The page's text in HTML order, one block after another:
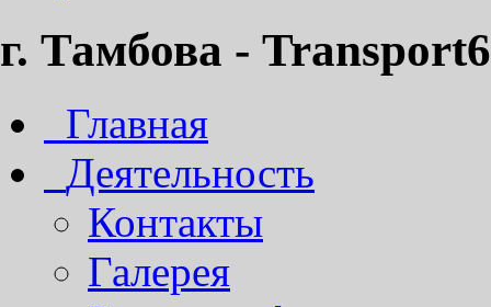
г. Тамбова -
Главная
Деятельность
Контакты
Галерея